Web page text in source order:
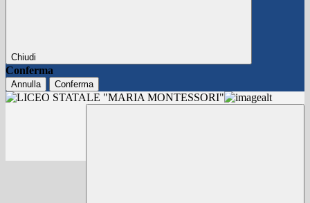
Chiudi
Conferma
Annulla Conferma